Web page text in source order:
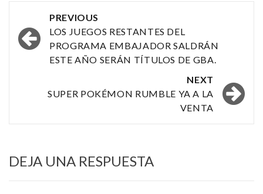
navigation
PREVIOUS
LOS JUEGOS RESTANTES DEL
PROGRAMA EMBAJADOR SALDRÁN
ESTE AÑO SERÁN TÍTULOS DE GBA.
NEXT
SUPER POKÉMON RUMBLE YA A LA
VENTA
DEJA UNA RESPUESTA